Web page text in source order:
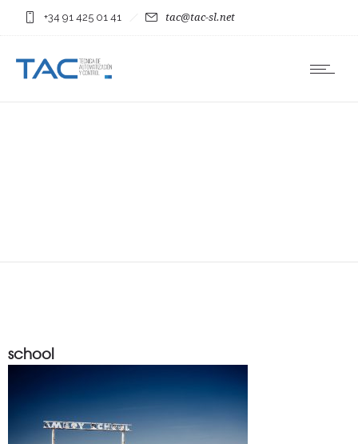
+34 91 425 01 41 tac@tac-sl.net
school